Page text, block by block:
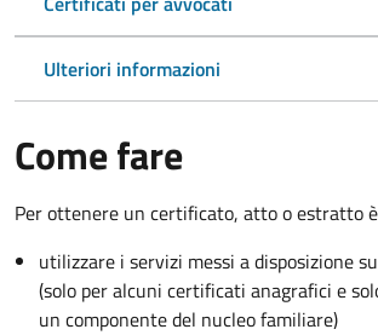
Ulteriori informazioni
Come fare
Per ottenere un certificato, atto o estratto
utilizzare i servizi messi a disposizione
(solo per alcuni certificati anagrafici e
un componente del nucleo familiare)